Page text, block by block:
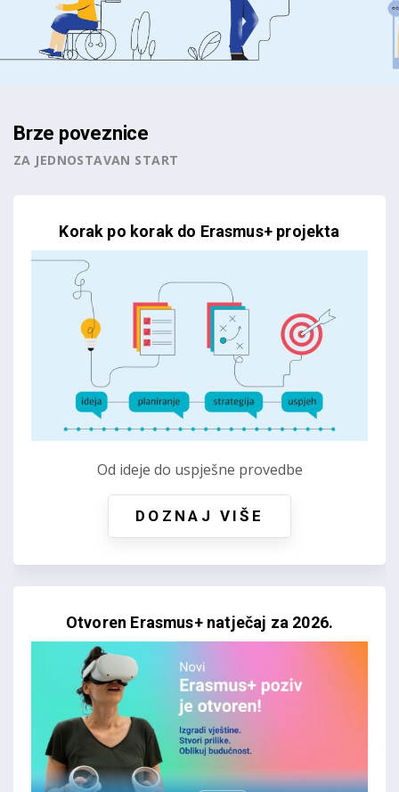
Brze poveznice
ZA JEDNOSTAVAN START
Korak po korak do Erasmus+ projekta
Od ideje do uspješne provedbe
DOZNAJ VIŠE
Otvoren Erasmus+ natječaj za 2026.